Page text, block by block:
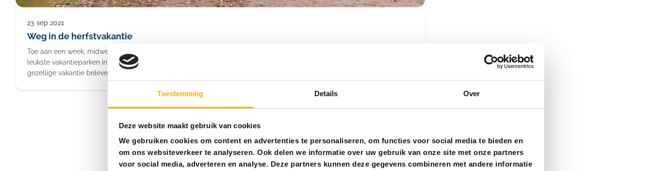
Toestemming Details Over
Deze website maakt gebruik van cookies
We gebruiken cookies om content en advertenties te personaliseren, om functies voor social media te bieden en
om ons websiteverkeer te analyseren. Ook delen we informatie over uw gebruik van onze site met onze partners
voor social media, adverteren en analyse. Deze partners kunnen deze gegevens combineren met andere informatie
23 sep 2021
Weg in de herfstvakantie
Toe aan een week, midweek of weekendje weg in de herfstvakantie? Wij hebben voor jou een lijstje gemaakt van de
leukste vakantieparken in Nederland, België en Duitsland voor in de Herfstvakantie. Kom samen met jouw gezelschap een
gezellige vakantie beleven!